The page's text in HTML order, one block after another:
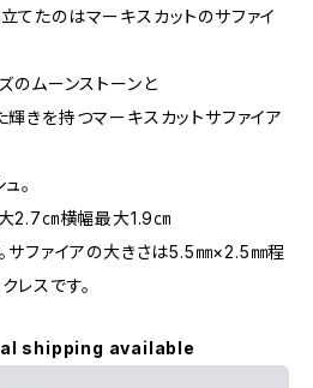
てたのはマーキスカットのサファイ
のムーンストーンと
輝きを持つマーキスカットサファイア
。
2.7㎝横幅最大1.9㎝
サファイアの大きさは5.5㎜×2.5㎜程
レスです。
shipping available